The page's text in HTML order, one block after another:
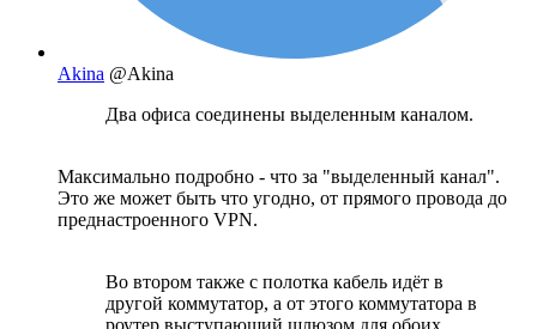
Akina @Akina
Два офиса соединены выделенным каналом.
Максимально подробно - что за "выделенный канал".
Это же может быть что угодно, от прямого провода до
преднастроенного VPN.
Во втором также с полотка кабель идёт в
другой коммутатор, а от этого коммутатора в
роутер выступающий шлюзом для обоих